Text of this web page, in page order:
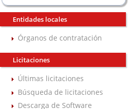
Entidades locales
Órganos de contratación
Licitaciones
Últimas licitaciones
Búsqueda de licitaciones
Descarga de Software